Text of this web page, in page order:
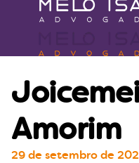
Amorim
29 de setembro de